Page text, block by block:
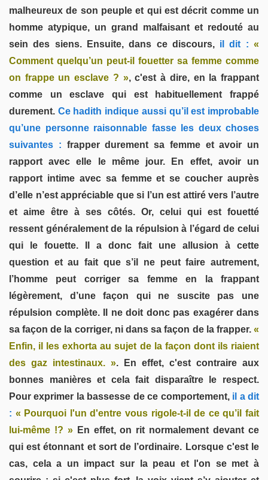
malheureux de son peuple et qui est décrit comme un
homme atypique, un grand malfaisant et redouté au
sein des siens. Ensuite, dans ce discours,il dit : «
Comment quelqu’un peut-il fouetter sa femme comme
on frappe un esclave ? », c'est à dire, en la frappant
comme un esclave qui est habituellement frappé
durement. Ce hadith indique aussi qu’il est improbable
qu’une personne raisonnable fasse les deux choses
suivantes : frapper durement sa femme et avoir un
rapport avec elle le même jour. En effet, avoir un
rapport intime avec sa femme et se coucher auprès
d’elle n’est appréciable que si l’un est attiré vers l’autre
et aime être à ses côtés. Or, celui qui est fouetté
ressent généralement de la répulsion à l’égard de celui
qui le fouette. Il a donc fait une allusion à cette
question et au fait que s’il ne peut faire autrement,
l’homme peut corriger sa femme en la frappant
légèrement, d’une façon qui ne suscite pas une
répulsion complète. Il ne doit donc pas exagérer dans
sa façon de la corriger, ni dans sa façon de la frapper. «
Enfin, il les exhorta au sujet de la façon dont ils riaient
des gaz intestinaux. ». En effet, c'est contraire aux
bonnes manières et cela fait disparaître le respect.
Pour exprimer la bassesse de ce comportement,il a dit
: « Pourquoi l'un d'entre vous rigole-t-il de ce qu’il fait
lui-même !? »En effet, on rit normalement devant ce
qui est étonnant et sort de l’ordinaire. Lorsque c'est le
cas, cela a un impact sur la peau et l'on se met à